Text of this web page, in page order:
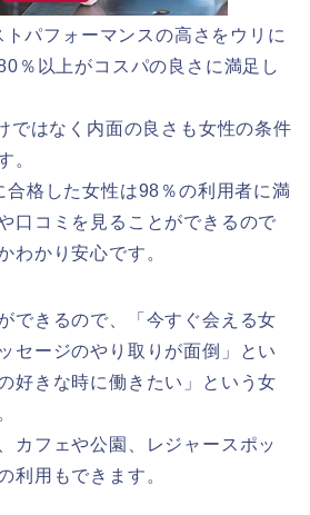
パフォーマンスの高さをウリに
％以上がコスパの良さに満足し
ではなく内面の良さも女性の条件
。
合格した女性は98％の利用者に満
口コミを見ることができるので
わかり安心です。
できるので、「今すぐ会える女
セージのやり取りが面倒」とい
好きな時に働きたい」という女
カフェや公園、レジャースポッ
利用もできます。